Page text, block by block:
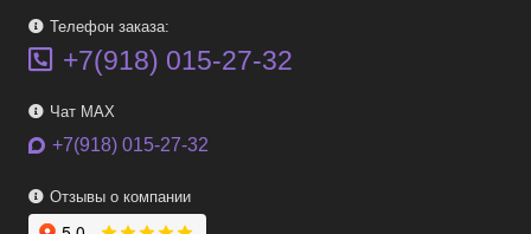
Телефон заказа:
+7(918) 015-27-32
Чат MAX
+7(918) 015-27-32
Отзывы о компании